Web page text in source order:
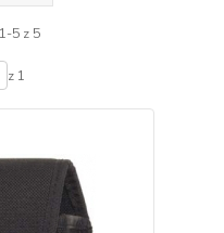
5 z 5
z 1